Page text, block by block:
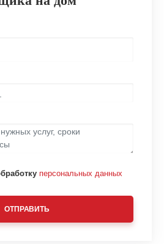
персональных данных
ОТПРАВИТЬ